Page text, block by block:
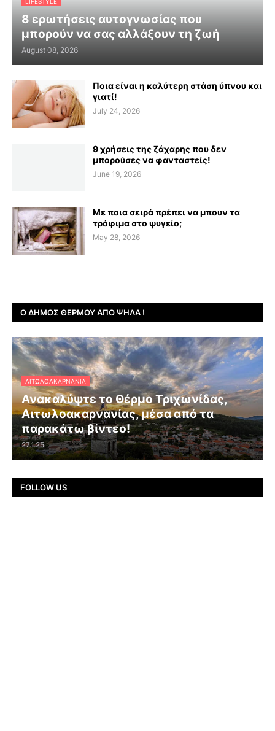
LIFESTYLE
8 ερωτήσεις αυτογνωσίας που
μπορούν να σας αλλάξουν τη ζωή
August 08, 2026
Ποια είναι η καλύτερη στάση ύπνου και
γιατί!
July 24, 2026
9 χρήσεις της ζάχαρης που δεν
μπορούσες να φανταστείς!
June 19, 2026
Με ποια σειρά πρέπει να μπουν τα
τρόφιμα στο ψυγείο;
May 28, 2026
Ο ΔΉΜΟΣ ΘΈΡΜΟΥ ΑΠΌ ΨΗΛΆ !
ΑΙΤΩΛΟΑΚΑΡΝΑΝΊΑ
Ανακαλύψτε το Θέρμο Τριχωνίδας,
Αιτωλοακαρνανίας, μέσα από τα
παρακάτω βίντεο!
27.1.25
FOLLOW US